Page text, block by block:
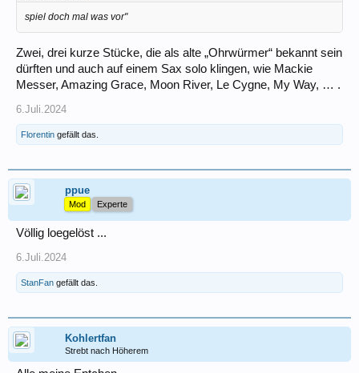
spiel doch mal was vor"
Zwei, drei kurze Stücke, die als alte „Ohrwürmer“ bekannt sein
dürften und auch auf einem Sax solo klingen, wie Mackie
Messer, Amazing Grace, Moon River, Le Cygne, My Way, … .
6.Juli.2024
Florentin gefällt das.
ppue
Mod Experte
Völlig loegelöst ...
6.Juli.2024
StanFan gefällt das.
Kohlertfan
Strebt nach Höherem